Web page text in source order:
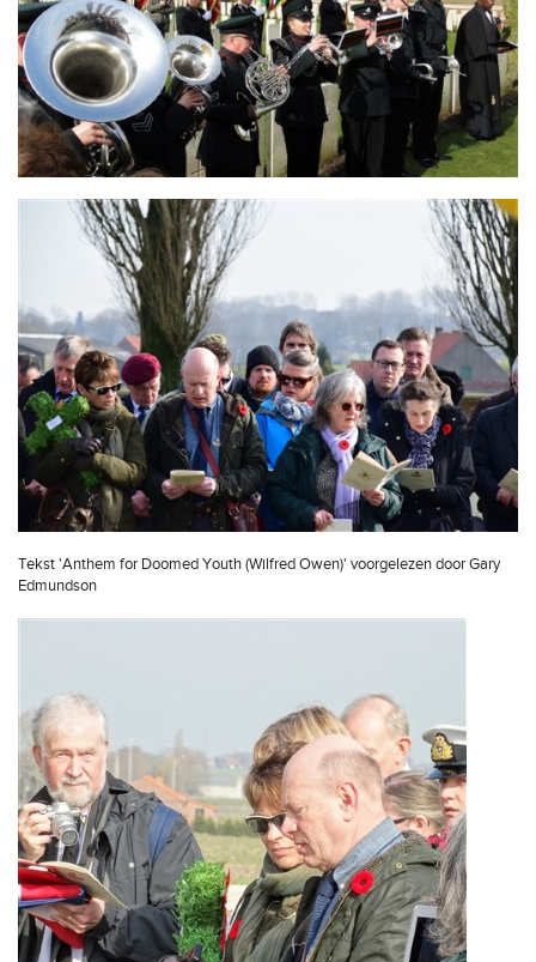
Tekst 'Anthem for Doomed Youth (Wilfred Owen)' voorgelezen door Gary
Edmundson